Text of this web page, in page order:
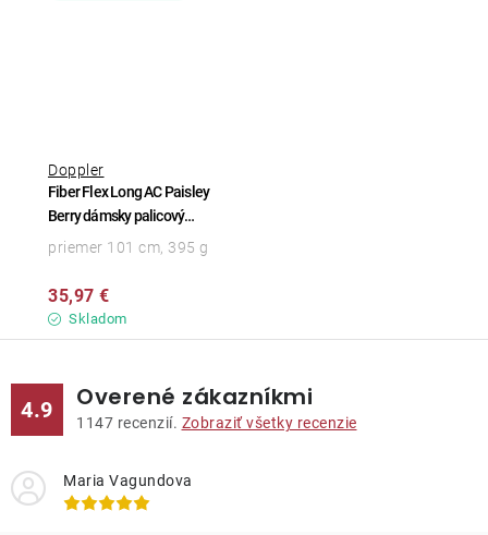
Fiber Flex Long AC Paisley
Berry dámsky palicový
vystreľovací dáždnik
Doppler
Skladom
35,97 €
priemer 101 cm, 395 g
4.9 Overené zákazníkmi
1147 recenzií. Zobraziť všetky recenzie
Maria Vagundova